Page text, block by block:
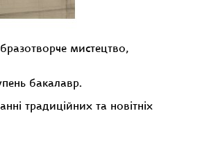
мистецтво,
бакалавр.
традиційних та новітніх